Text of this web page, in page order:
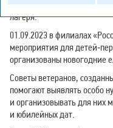
работников съездили в
лагеря.
01.09.2023 в филиалах
мероприятия для
организованы новогодние
Советы ветеранов,
помогают выявлять особо
и организовывать для них
и юбилейных дат.